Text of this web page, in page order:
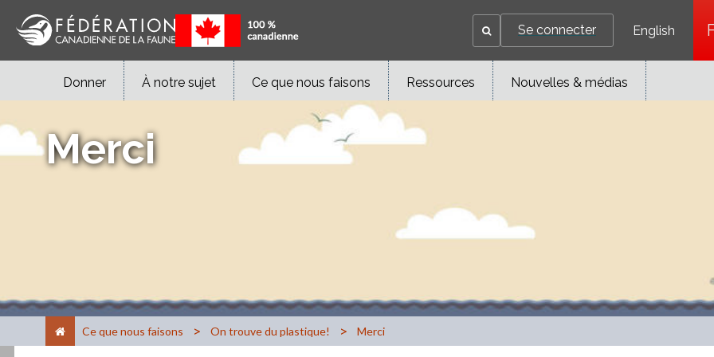
Se connecter English
Donner À notre sujet Ce que nous faisons Ressources Nouvelles & médias
Merci
Ce que nous faisons > On trouve du plastique! > Merci